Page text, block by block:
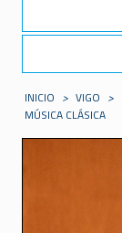
INICIO > VIGO >
MÚSICA CLÁSICA